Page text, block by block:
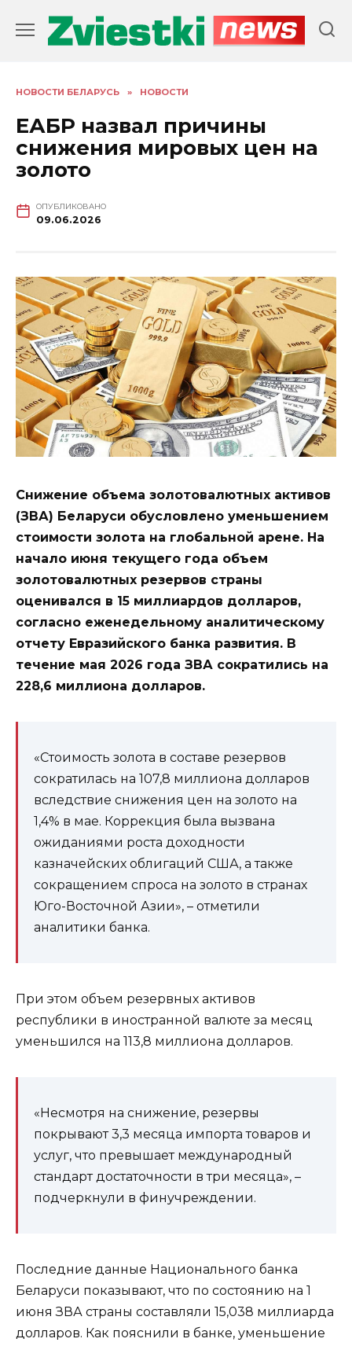
содержанию
НОВОСТИ БЕЛАРУСЬ » НОВОСТИ
ЕАБР назвал причины
снижения мировых цен на
золото
ОПУБЛИКОВАНО
09.06.2026
Снижение объема золотовалютных активов
(ЗВА) Беларуси обусловлено уменьшением
стоимости золота на глобальной арене. На
начало июня текущего года объем
золотовалютных резервов страны
оценивался в 15 миллиардов долларов,
согласно еженедельному аналитическому
отчету Евразийского банка развития. В
течение мая 2026 года ЗВА сократились на
228,6 миллиона долларов.
«Стоимость золота в составе резервов
сократилась на 107,8 миллиона долларов
вследствие снижения цен на золото на
1,4% в мае. Коррекция была вызвана
ожиданиями роста доходности
казначейских облигаций США, а также
сокращением спроса на золото в странах
Юго-Восточной Азии», – отметили
аналитики банка.
При этом объем резервных активов
республики в иностранной валюте за месяц
уменьшился на 113,8 миллиона долларов.
«Несмотря на снижение, резервы
покрывают 3,3 месяца импорта товаров и
услуг, что превышает международный
стандарт достаточности в три месяца», –
подчеркнули в финучреждении.
Последние данные Национального банка
Беларуси показывают, что по состоянию на 1
июня ЗВА страны составляли 15,038 миллиарда
долларов. Как пояснили в банке, уменьшение